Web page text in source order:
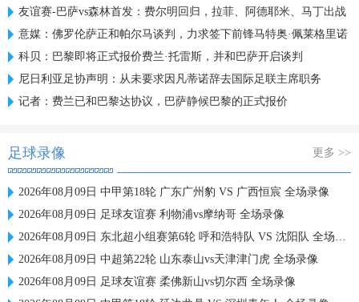
友谊赛-巴萨vs森林首发：费尔明回归，拉菲、阿德耶米、马丁出战
意媒：佛罗伦萨正和帕尔马谈判，力求签下前锋马特奥·佩莱格里诺
科贝：巴黎即将正式报价费兰·托雷斯，并和巴萨开启谈判
尼日利亚足协声明：从未要求因凡蒂诺辞去国际足联主席职务
记者：费兰已和巴黎达协议，巴萨静候巴黎的正式报价
足球录像 更多 >>
2026年08月09日 中甲第18轮 广东广州豹 VS 广西恒宸 全场录像
2026年08月09日 足球友谊赛 利物浦vs摩纳哥 全场录像
2026年08月09日 东北超小组赛第6轮 呼和浩特队 VS 沈阳队 全场录像
2026年08月09日 中超第22轮 山东泰山vs天津津门虎 全场录像
2026年08月09日 足球友谊赛 柔佛新山vs切尔西 全场录像